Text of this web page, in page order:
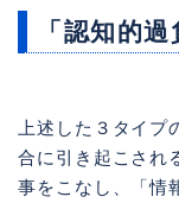
「認知的
上述した３タイ
合に引き起こされ
事をこなし、「情